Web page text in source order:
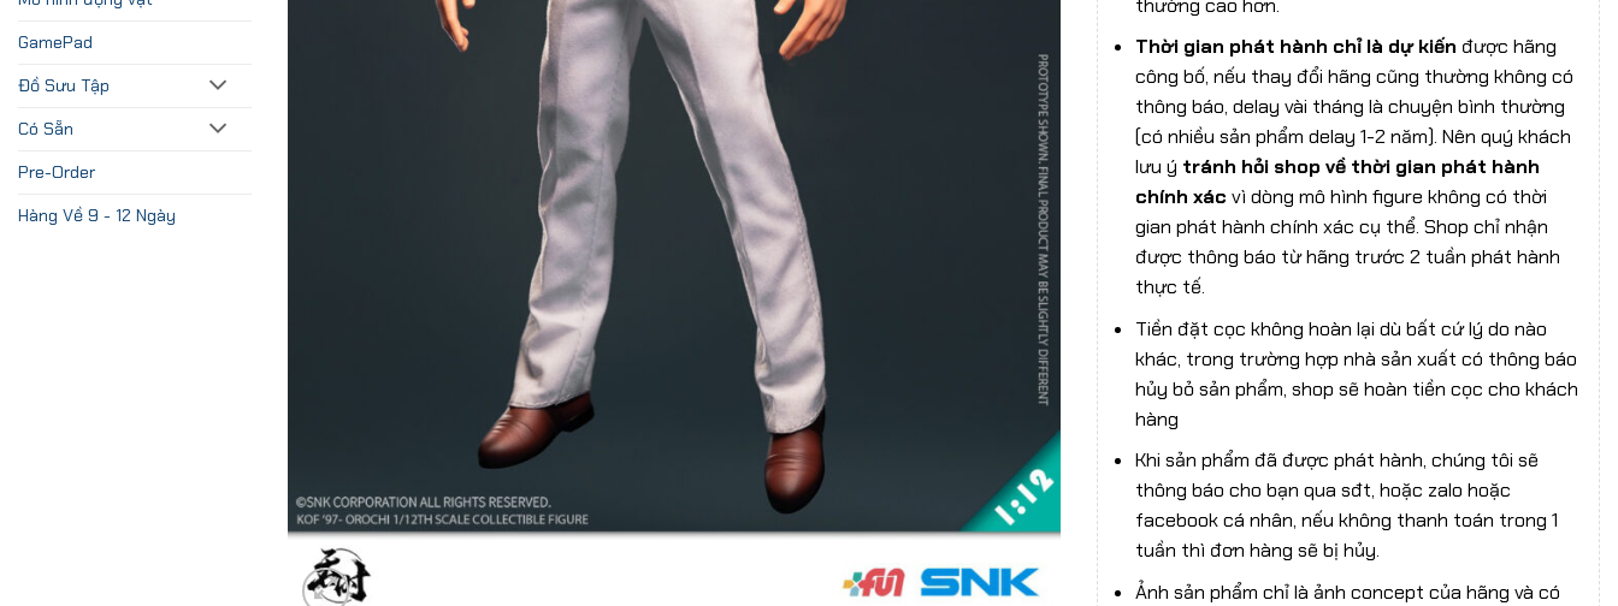
GamePad
Đồ Sưu Tập
Có Sẵn
Pre-Order
Hàng Về 9 - 12 Ngày
Thời gian phát hành chỉ là dự kiến được hãng
công bố, nếu thay đổi hãng cũng thường không có
thông báo, delay vài tháng là chuyện bình thường
(có nhiều sản phẩm delay 1-2 năm). Nên quý khách
lưu ý tránh hỏi shop về thời gian phát hành
chính xác vì dòng mô hình figure không có thời
gian phát hành chính xác cụ thể. Shop chỉ nhận
được thông báo từ hãng trước 2 tuần phát hành
thực tế.
Tiền đặt cọc không hoàn lại dù bất cứ lý do nào
khác, trong trường hợp nhà sản xuất có thông báo
hủy bỏ sản phẩm, shop sẽ hoàn tiền cọc cho khách
hàng
Khi sản phẩm đã được phát hành, chúng tôi sẽ
thông báo cho bạn qua sđt, hoặc zalo hoặc
facebook cá nhân, nếu không thanh toán trong 1
tuần thì đơn hàng sẽ bị hủy.
Ảnh sản phẩm chỉ là ảnh concept của hãng và có